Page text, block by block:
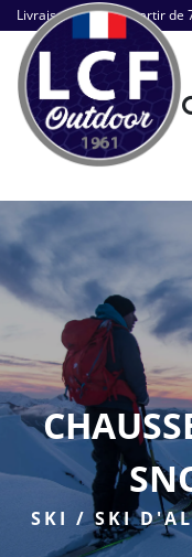
Livraison offerte à partir de
SKI / SKI